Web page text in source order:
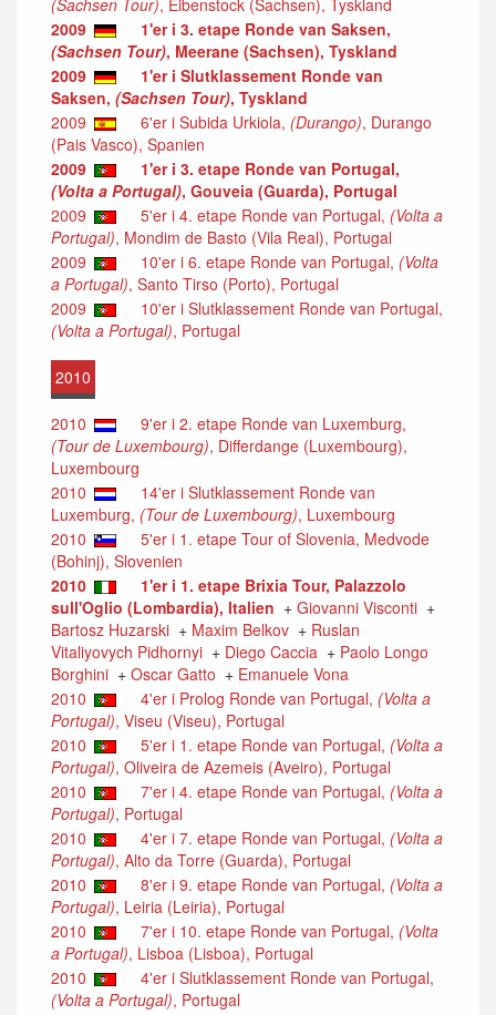
2009
1'er i 3. etape Ronde van Saksen,
(Sachsen Tour), Meerane (Sachsen), Tyskland
2009
1'er i Slutklassement Ronde van
Saksen, (Sachsen Tour), Tyskland
2009
6'er i Subida Urkiola, (Durango), Durango
(Pais Vasco), Spanien
2009
1'er i 3. etape Ronde van Portugal,
(Volta a Portugal), Gouveia (Guarda), Portugal
2009
5'er i 4. etape Ronde van Portugal, (Volta a
Portugal), Mondim de Basto (Vila Real), Portugal
2009
10'er i 6. etape Ronde van Portugal, (Volta
a Portugal), Santo Tirso (Porto), Portugal
2009
10'er i Slutklassement Ronde van Portugal,
(Volta a Portugal), Portugal
2010
2010
9'er i 2. etape Ronde van Luxemburg,
(Tour de Luxembourg), Differdange (Luxembourg),
Luxembourg
2010
14'er i Slutklassement Ronde van
Luxemburg, (Tour de Luxembourg), Luxembourg
2010
5'er i 1. etape Tour of Slovenia, Medvode
(Bohinj), Slovenien
2010
1'er i 1. etape Brixia Tour, Palazzolo
sull'Oglio (Lombardia), Italien + Giovanni Visconti +
Bartosz Huzarski + Maxim Belkov + Ruslan
Vitaliyovych Pidhornyi + Diego Caccia + Paolo Longo
Borghini + Oscar Gatto + Emanuele Vona
2010
4'er i Prolog Ronde van Portugal, (Volta a
Portugal), Viseu (Viseu), Portugal
2010
5'er i 1. etape Ronde van Portugal, (Volta a
Portugal), Oliveira de Azemeis (Aveiro), Portugal
2010
7'er i 4. etape Ronde van Portugal, (Volta a
Portugal), Portugal
2010
4'er i 7. etape Ronde van Portugal, (Volta a
Portugal), Alto da Torre (Guarda), Portugal
2010
8'er i 9. etape Ronde van Portugal, (Volta a
Portugal), Leiria (Leiria), Portugal
2010
7'er i 10. etape Ronde van Portugal, (Volta
a Portugal), Lisboa (Lisboa), Portugal
2010
4'er i Slutklassement Ronde van Portugal,
(Volta a Portugal), Portugal